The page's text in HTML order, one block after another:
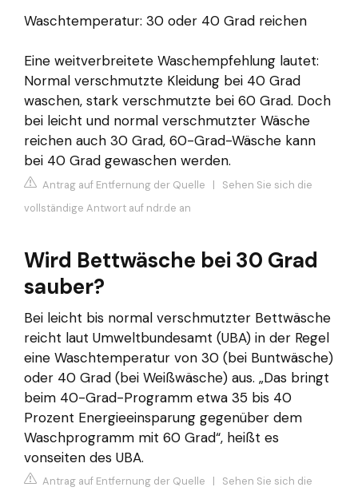
Waschtemperatur: 30 oder 40 Grad reichen
Eine weitverbreitete Waschempfehlung lautet:
Normal verschmutzte Kleidung bei 40 Grad
waschen, stark verschmutzte bei 60 Grad. Doch
bei leicht und normal verschmutzter Wäsche
reichen auch 30 Grad, 60-Grad-Wäsche kann
bei 40 Grad gewaschen werden.
Antrag auf Entfernung der Quelle | Sehen Sie sich die
vollständige Antwort auf ndr.de an
Wird Bettwäsche bei 30 Grad
sauber?
Bei leicht bis normal verschmutzter Bettwäsche
reicht laut Umweltbundesamt (UBA) in der Regel
eine Waschtemperatur von 30 (bei Buntwäsche)
oder 40 Grad (bei Weißwäsche) aus. „Das bringt
beim 40-Grad-Programm etwa 35 bis 40
Prozent Energieeinsparung gegenüber dem
Waschprogramm mit 60 Grad“, heißt es
vonseiten des UBA.
Antrag auf Entfernung der Quelle | Sehen Sie sich die